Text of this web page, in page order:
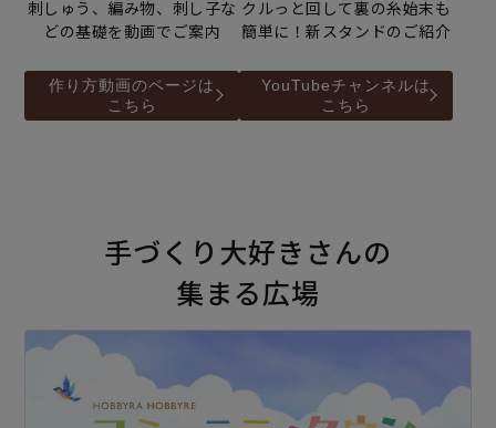
刺しゅう、編み物、刺し子な
どの基礎を動画でご案内
作り方動画のページは
こちら
クルっと回して裏の糸始末も
簡単に！新スタンドのご紹介
YouTubeチャンネルは
こちら
手づくり大好きさんの
集まる広場